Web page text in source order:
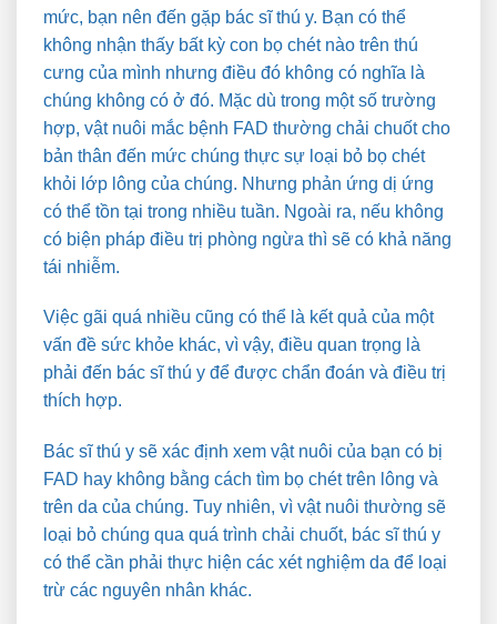
mức, bạn nên đến gặp bác sĩ thú y. Bạn có thể
không nhận thấy bất kỳ con bọ chét nào trên thú
cưng của mình nhưng điều đó không có nghĩa là
chúng không có ở đó. Mặc dù trong một số trường
hợp, vật nuôi mắc bệnh FAD thường chải chuốt cho
bản thân đến mức chúng thực sự loại bỏ bọ chét
khỏi lớp lông của chúng. Nhưng phản ứng dị ứng
có thể tồn tại trong nhiều tuần. Ngoài ra, nếu không
có biện pháp điều trị phòng ngừa thì sẽ có khả năng
tái nhiễm.
Việc gãi quá nhiều cũng có thể là kết quả của một
vấn đề sức khỏe khác, vì vậy, điều quan trọng là
phải đến bác sĩ thú y để được chẩn đoán và điều trị
thích hợp.
Bác sĩ thú y sẽ xác định xem vật nuôi của bạn có bị
FAD hay không bằng cách tìm bọ chét trên lông và
trên da của chúng. Tuy nhiên, vì vật nuôi thường sẽ
loại bỏ chúng qua quá trình chải chuốt, bác sĩ thú y
có thể cần phải thực hiện các xét nghiệm da để loại
trừ các nguyên nhân khác.